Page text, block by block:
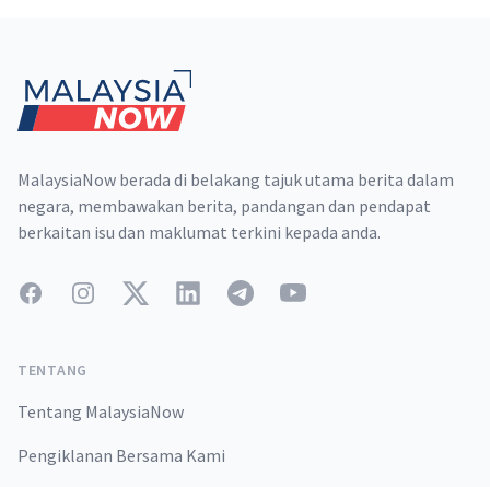
MalaysiaNow berada di belakang tajuk utama berita dalam
negara, membawakan berita, pandangan dan pendapat
berkaitan isu dan maklumat terkini kepada anda.
FacebookInstagramTwitterLinkedInTelegramYouTube
TENTANG
Tentang MalaysiaNow
Pengiklanan Bersama Kami